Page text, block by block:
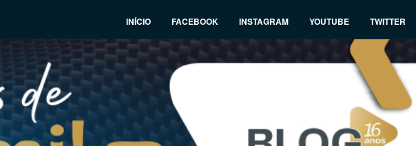
INÍCIO FACEBOOK INSTAGRAM YOUTUBE TWITTER